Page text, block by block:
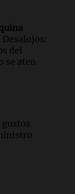
en
a Córdoba a
Desalojos:
del
se aten
gustos